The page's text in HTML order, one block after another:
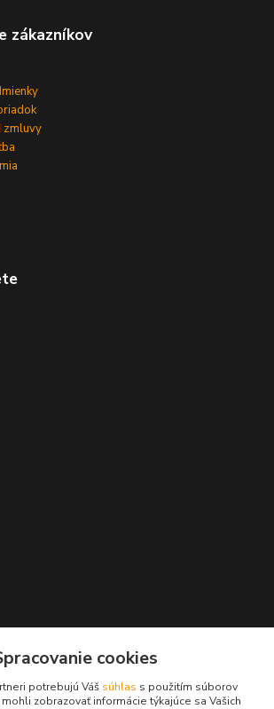
zákazníkov
zmluvy
411
cookies
potrebujú Váš súhlas s použitím súborov
zobrazovať informácie týkajúce sa Vašich